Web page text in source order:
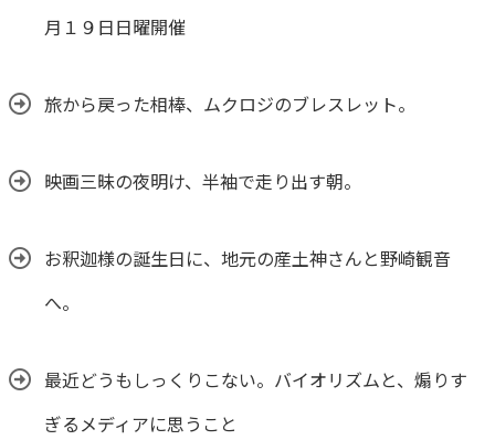
月１９日日曜開催
旅から戻った相棒、ムクロジのブレスレット。
映画三昧の夜明け、半袖で走り出す朝。
お釈迦様の誕生日に、地元の産土神さんと野崎観音
へ。
最近どうもしっくりこない。バイオリズムと、煽りす
ぎるメディアに思うこと